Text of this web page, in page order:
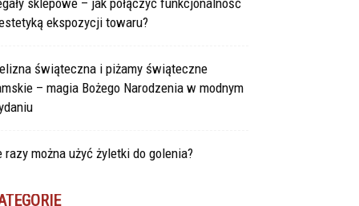
sklepowe – jak połączyć funkcjonalność
ekspozycji towaru?
świąteczna i piżamy świąteczne
– magia Bożego Narodzenia w modnym
razy można użyć żyletki do golenia?